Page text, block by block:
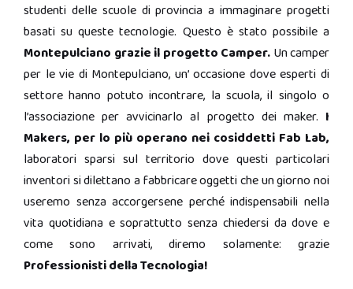
studenti delle scuole di provincia a immaginare progetti
basati su queste tecnologie. Questo è stato possibile a
Montepulciano grazie il progetto Camper. Un camper
per le vie di Montepulciano, un’ occasione dove esperti di
settore hanno potuto incontrare, la scuola, il singolo o
l’associazione per avvicinarlo al progetto dei maker. I
Makers, per lo più operano nei cosiddetti Fab Lab,
laboratori sparsi sul territorio dove questi particolari
inventori si dilettano a fabbricare oggetti che un giorno noi
useremo senza accorgersene perché indispensabili nella
vita quotidiana e soprattutto senza chiedersi da dove e
come sono arrivati, diremo solamente: grazie
Professionisti della Tecnologia!